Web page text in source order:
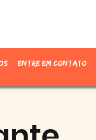
Entre em contato